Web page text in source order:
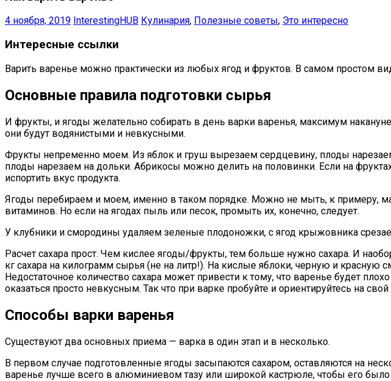
4 ноября, 2019 InterestingHUB Кулинария, Полезные советы, Это интересно
Интересные ссылки
Варить варенье можно практически из любых ягод и фруктов. В самом простом
Основные правила подготовки сырья
И фрукты, и ягоды желательно собирать в день варки варенья, максимум
они будут водянистыми и невкусными.
Фрукты непременно моем. Из яблок и груш вырезаем сердцевину, плоды
плоды нарезаем на дольки. Абрикосы можно делить на половинки. Если на
испортить вкус продукта.
Ягоды перебираем и моем, именно в таком порядке. Можно не мыть, к примеру,
витаминов. Но если на ягодах пыль или песок, промыть их, конечно, следует.
У клубники и смородины удаляем зеленые плодоножки, с ягод крыжовника
Расчет сахара прост. Чем кислее ягоды/фрукты, тем больше нужно сахара. И
кг сахара на килограмм сырья (не на литр!). На кислые яблоки, черную и
Недостаточное количество сахара может привести к тому, что варенье будет
оказаться просто невкусным. Так что при варке пробуйте и ориентируйтесь на свой
Способы варки варенья
Существуют два основных приема — варка в один этап и в несколько.
В первом случае подготовленные ягоды засыпаются сахаром, оставляются на
варенье лучше всего в алюминиевом тазу или широкой кастрюле, чтобы его